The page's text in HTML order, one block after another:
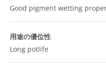
Good pigment wetting
用途の優位性
Long potlife